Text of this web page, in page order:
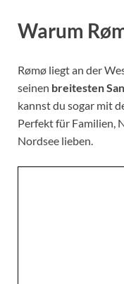
Warum
Rømø liegt an der
seinen breitesten
kannst du sogar mit
Perfekt für Familien,
Nordsee lieben.